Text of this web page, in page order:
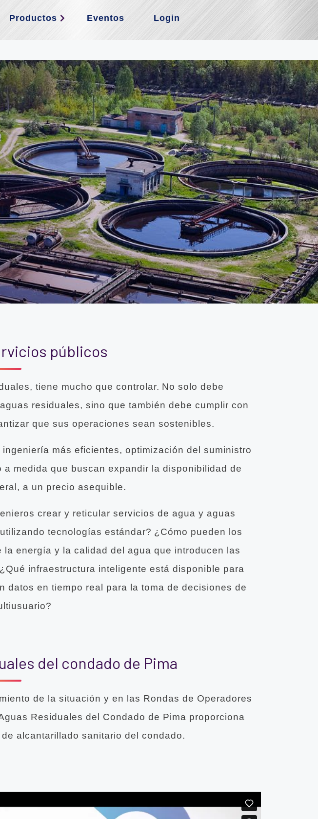
Productos Eventos Login
públicos
tiene mucho que controlar. No solo debe
residuales, sino que también debe cumplir con
que sus operaciones sean sostenibles.
más eficientes, optimización del suministro
medida que buscan expandir la disponibilidad de
a un precio asequible.
crear y reticular servicios de agua y aguas
tecnologías estándar? ¿Cómo pueden los
energía y la calidad del agua que introducen las
infraestructura inteligente está disponible para
datos en tiempo real para la toma de decisiones de
del condado de Pima
de la situación y en las Rondas de Operadores
Residuales del Condado de Pima proporciona
alcantarillado sanitario del condado.